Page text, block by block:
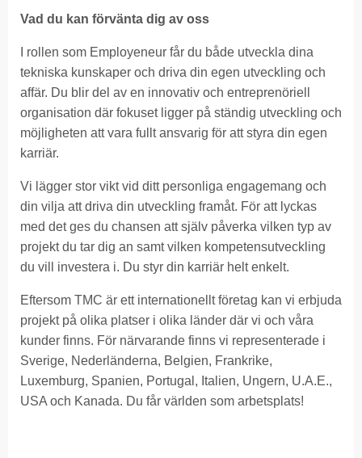
Vad du kan förvänta dig av oss
I rollen som Employeneur får du både utveckla dina
tekniska kunskaper och driva din egen utveckling och
affär. Du blir del av en innovativ och entreprenöriell
organisation där fokuset ligger på ständig utveckling och
möjligheten att vara fullt ansvarig för att styra din egen
karriär.
Vi lägger stor vikt vid ditt personliga engagemang och
din vilja att driva din utveckling framåt. För att lyckas
med det ges du chansen att själv påverka vilken typ av
projekt du tar dig an samt vilken kompetensutveckling
du vill investera i. Du styr din karriär helt enkelt.
Eftersom TMC är ett internationellt företag kan vi erbjuda
projekt på olika platser i olika länder där vi och våra
kunder finns. För närvarande finns vi representerade i
Sverige, Nederländerna, Belgien, Frankrike,
Luxemburg, Spanien, Portugal, Italien, Ungern, U.A.E.,
USA och Kanada. Du får världen som arbetsplats!